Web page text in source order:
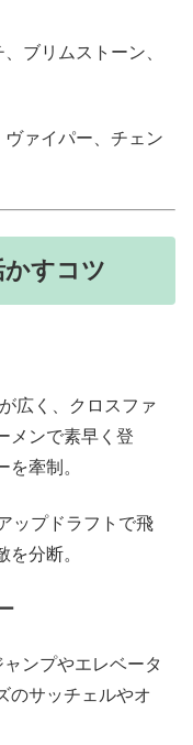
ブリムストーン、
ァイパー、チェン
かすコツ
広く、クロスファ
メンで素早く登
を牽制。
ップドラフトで飛
を分断。
ンプやエレベータ
のサッチェルやオ